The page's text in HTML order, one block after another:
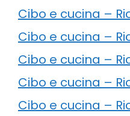
Cibo e cucina –
Cibo e cucina –
Cibo e cucina –
Cibo e cucina –
Cibo e cucina –